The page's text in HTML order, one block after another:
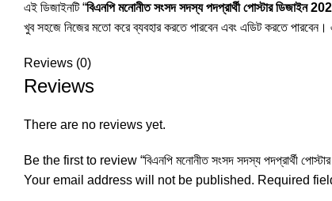
এই ডিজাইনটি “বিএনপি মনোনীত সংসদ সদস্য পদপ্রার্থী পোস্টার ডিজাইন
খুব সহজে নিজের মতো করে ব্যবহার করতে পারবেন এবং এডিট করতে পারবেন।
Reviews (0)
Reviews
There are no reviews yet.
Be the first to review “বিএনপি মনোনীত সংসদ সদস্য পদপ্রার্থী
Your email address will not be published. Required